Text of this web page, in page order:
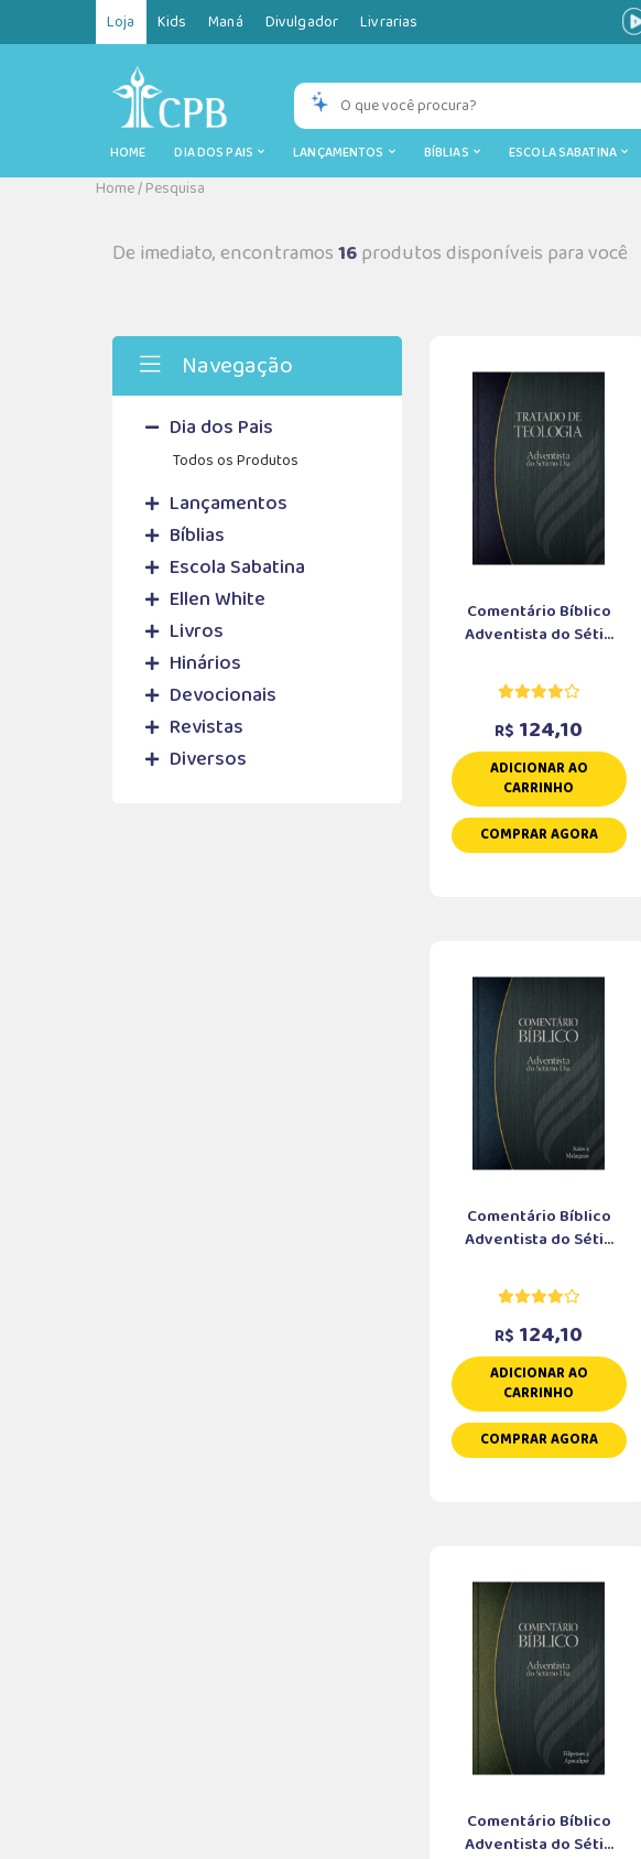
Loja Kids Maná Divulgador Livrarias
HOME DIA DOS PAIS LANÇAMENTOS BÍBLIAS ESCOLA SABATINA
Home/Pesquisa
De imediato, encontramos16produtos disponíveis para você
Navegação
Dia dos Pais
Todos os Produtos
Lançamentos
Bíblias
Escola Sabatina
Ellen White
Livros
Hinários
Devocionais
Revistas
Diversos
Comentário Bíblico
Adventista do Séti...
R$ 124,10
ADICIONAR AO
CARRINHO
COMPRAR AGORA
Comentário Bíblico
Adventista do Séti...
R$ 124,10
ADICIONAR AO
CARRINHO
COMPRAR AGORA
Comentário Bíblico
Adventista do Séti...